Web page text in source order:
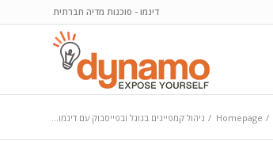
דינמו - סוכנות מדיה חברתית
/
Homepage
/ ניהול קמפיינים בגוגל ובפייסבוק עם דינמו...